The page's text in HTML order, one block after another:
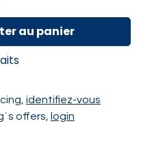
au panier
identifiez-vous
offers,
login